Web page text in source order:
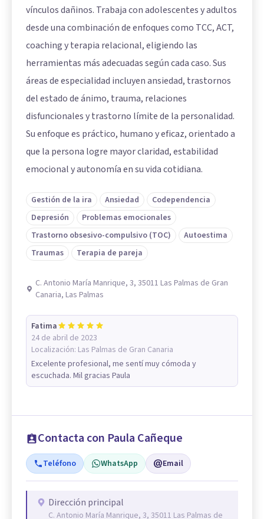
vínculos dañinos. Trabaja con adolescentes y adultos
desde una combinación de enfoques como TCC, ACT,
coaching y terapia relacional, eligiendo las
herramientas más adecuadas según cada caso. Sus
áreas de especialidad incluyen ansiedad, trastornos
del estado de ánimo, trauma, relaciones
disfuncionales y trastorno límite de la personalidad.
Su enfoque es práctico, humano y eficaz, orientado a
que la persona logre mayor claridad, estabilidad
emocional y autonomía en su vida cotidiana.
Gestión de la ira Ansiedad
Codependencia
Depresión
Problemas emocionales
Trastorno obsesivo-compulsivo (TOC)
Autoestima
Traumas
Terapia de pareja
C. Antonio María Manrique, 3, 35011 Las Palmas de Gran
Canaria, Las Palmas
Fatima
24 de abril de 2023
Localización: Las Palmas de Gran Canaria
Excelente profesional, me sentí muy cómoda y
escuchada. Mil gracias Paula
Contacta con Paula Cañeque
Teléfono WhatsApp Email
Dirección principal
C. Antonio María Manrique, 3, 35011 Las Palmas de